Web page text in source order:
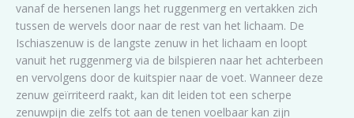
vanaf de hersenen langs het ruggenmerg en vertakken zich
tussen de wervels door naar de rest van het lichaam. De
Ischiaszenuw is de langste zenuw in het lichaam en loopt
vanuit het ruggenmerg via de bilspieren naar het achterbeen
en vervolgens door de kuitspier naar de voet. Wanneer deze
zenuw geïrriteerd raakt, kan dit leiden tot een scherpe
zenuwpijn die zelfs tot aan de tenen voelbaar kan zijn